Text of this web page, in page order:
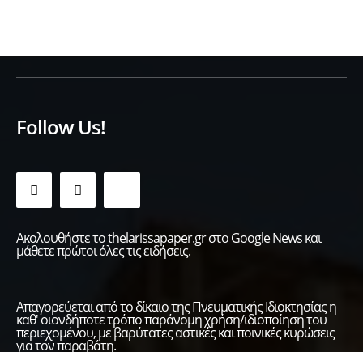
Follow Us!
Ακολουθήστε το thelarissapaper.gr στο Google News και
μάθετε πρώτοι όλες τις ειδήσεις.
Απαγορεύεται από το δίκαιο της Πνευματικής Ιδιοκτησίας η
καθ' οιονδήποτε τρόπο παράνομη χρήση/ιδιοποίηση του
περιεχομένου, με βαρύτατες αστικές και ποινικές κυρώσεις
για τον παραβάτη.